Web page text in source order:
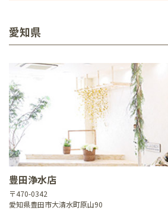
愛知県
豊田浄水店
〒470-0342
愛知県豊田市大清水町原山90